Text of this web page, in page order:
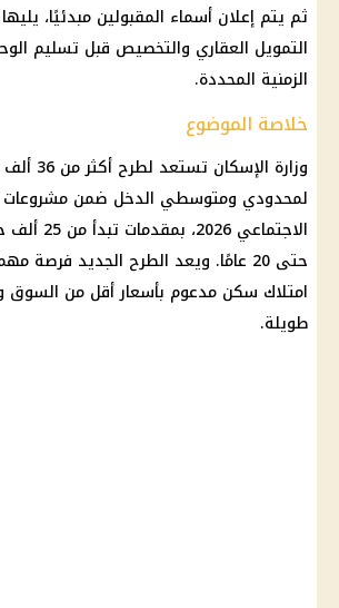
ثم يتم إعلان أسماء المقبولين مبدئيًا،
التمويل العقاري والتخصيص قبل تسليم
الزمنية المحددة.
خلاصة الموضوع
وزارة الإسكان
تستعد
لمحدودي ومتوسطي الدخل ضمن مشروعات
الاجتماعي
حتى 20 عامًا. ويعد الطرح الجديد فرصة
امتلاك سكن مدعوم بأسعار أقل من
طويلة.